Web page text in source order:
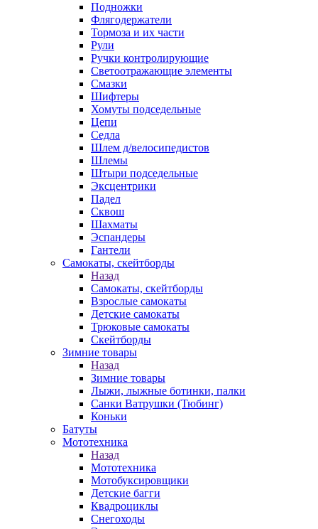
Подножки
Флягодержатели
Тормоза и их части
Рули
Ручки контролирующие
Светоотражающие элементы
Смазки
Шифтеры
Хомуты подседельные
Цепи
Седла
Шлем д/велосипедистов
Шлемы
Штыри подседельные
Эксцентрики
Падел
Сквош
Шахматы
Эспандеры
Гантели
Самокаты, скейтборды
Назад
Самокаты, скейтборды
Взрослые самокаты
Детские самокаты
Трюковые самокаты
Скейтборды
Зимние товары
Назад
Зимние товары
Лыжи, лыжные ботинки, палки
Санки Ватрушки (Тюбинг)
Коньки
Батуты
Мототехника
Назад
Мототехника
Мотобуксировщики
Детские багги
Квадроциклы
Снегоходы